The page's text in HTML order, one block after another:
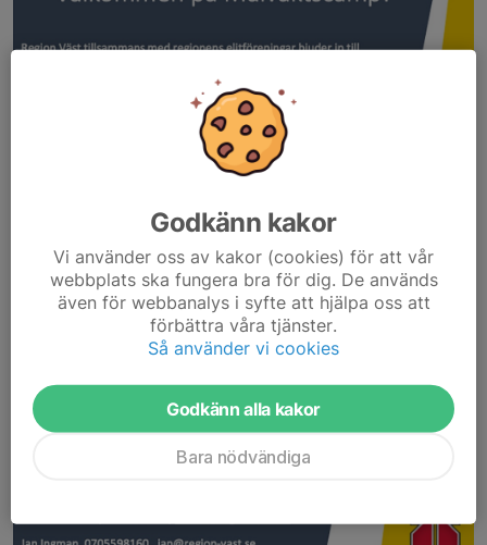
Godkänn kakor
Vi använder oss av kakor (cookies) för att vår
webbplats ska fungera bra för dig. De används
även för webbanalys i syfte att hjälpa oss att
förbättra våra tjänster.
Så använder vi cookies
Godkänn alla kakor
Bara nödvändiga